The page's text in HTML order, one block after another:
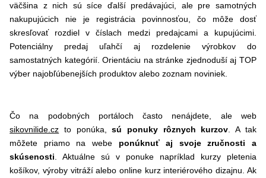
väčšina z nich sú síce ďalší predávajúci, ale pre samotných
nakupujúcich nie je registrácia povinnosťou, čo môže dosť
skresľovať rozdiel v číslach medzi predajcami a kupujúcimi.
Potenciálny predaj uľahčí aj rozdelenie výrobkov do
samostatných kategórií. Orientáciu na stránke zjednoduší aj TOP
výber najobľúbenejších produktov alebo zoznam noviniek.
Čo na podobných portáloch často nenájdete, ale web
sikovnilide.cz to ponúka,sú ponuky rôznych kurzov . A tak
môžete priamo na webe ponúknuť aj svoje zručnosti a
skúsenosti . Aktuálne sú v ponuke napríklad kurzy pletenia
košíkov, výroby vitráží alebo online kurz interiérového dizajnu. Ak